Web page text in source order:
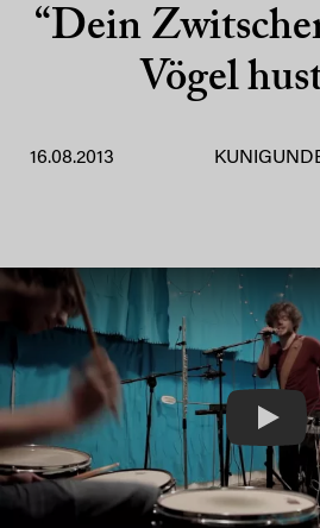
“Dein
Vögel
16.08.2013